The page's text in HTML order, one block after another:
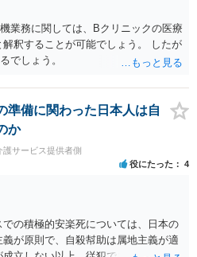
業務に関しては、Bクリニックの医療
釈することが可能でしょう。 したが
でしょう。
準備に関わった日本人は自
か
護サービス提供者側
役にたった 4
の積極的安楽死については、日本の
が原則で、自殺幇助は属地主義が適